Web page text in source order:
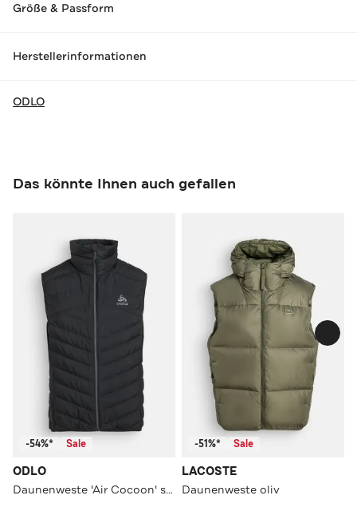
Größe & Passform
Herstellerinformationen
ODLO
Das könnte Ihnen auch gefallen
-54%* Sale
ODLO
Daunenweste 'Air Cocoon' schwarz
-51%* Sale
LACOSTE
Daunenweste oliv